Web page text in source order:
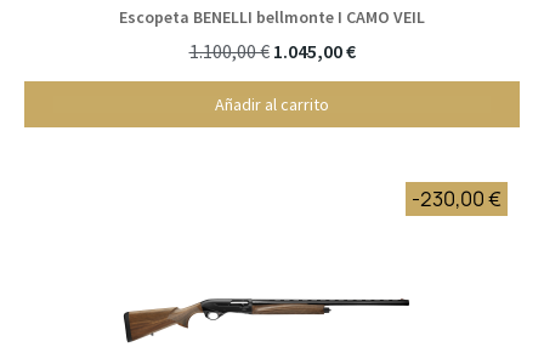
Escopeta BENELLI bellmonte I CAMO VEIL
1.100,00 € 1.045,00 €
Añadir al carrito
-230,00 €